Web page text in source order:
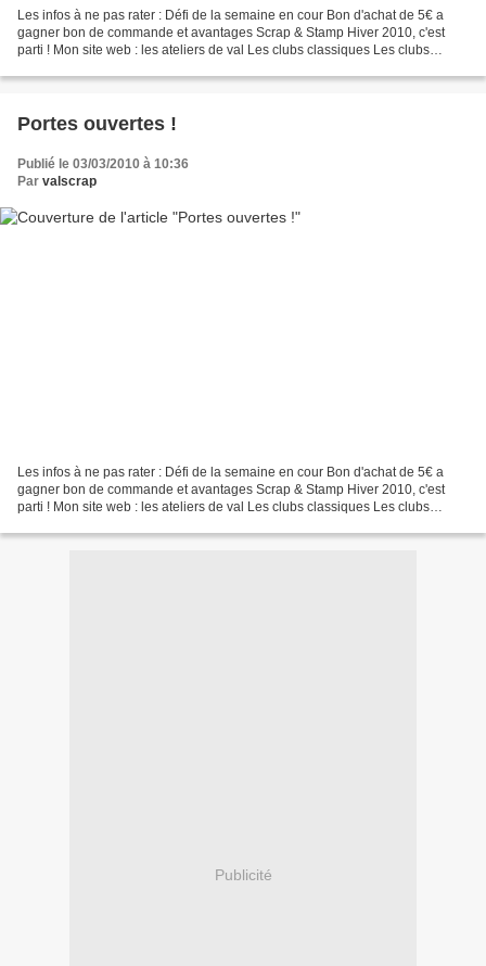
Les infos à ne pas rater : Défi de la semaine en cour Bon d'achat de 5€ a
gagner bon de commande et avantages Scrap & Stamp Hiver 2010, c'est
parti ! Mon site web : les ateliers de val Les clubs classiques Les clubs
Portes ouvertes !
Publié le 03/03/2010 à 10:36
Par valscrap
Les infos à ne pas rater : Défi de la semaine en cour Bon d'achat de 5€ a
gagner bon de commande et avantages Scrap & Stamp Hiver 2010, c'est
parti ! Mon site web : les ateliers de val Les clubs classiques Les clubs
Publicité